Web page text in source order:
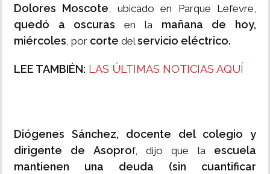
Dolores Moscote, ubicado en Parque Lefevre,
quedó a oscuras en la mañana de hoy,
miércoles, por corte delservicio eléctrico.
LEE TAMBIÉN: LAS ÚLTIMAS NOTICIAS AQUÍ
Diógenes Sánchez, docente del colegio y
dirigente de Asoprof, dijo que laescuela
mantienen una deuda (sin cuantificar